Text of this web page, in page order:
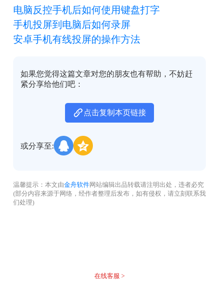
电脑反控手机后如何使用键盘打字
手机投屏到电脑后如何录屏
安卓手机有线投屏的操作方法
如果您觉得这篇文章对您的朋友也有帮助，不妨赶
紧分享给他们吧：
点击复制本页链接
或分享至:
温馨提示：本文由金舟软件网站编辑出品转载请注明出处，违者必究
(部分内容来源于网络，经作者整理后发布，如有侵权，请立刻联系我
们处理)
在线客服 >